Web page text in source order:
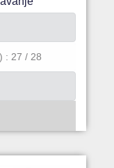
: 27 / 28